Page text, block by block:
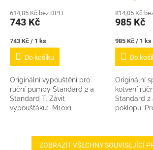
614,05 Kč bez DPH
743 Kč
Měrná
cena:
743 Kč / 1 ks
Do košíku
Originální vypouštění pro
ruční pumpy Standard 2 a
Standard T. Závit
vypoušťáku: M10x1
standardních rozměrů...
814,05 Kč
985 Kč
Měrná
cena:
985 Kč / 1 ks
Do
Originální
kotvení
Standard 2
poklopu.
ZOBRAZIT VŠECHNY SOUVISEJÍCÍ